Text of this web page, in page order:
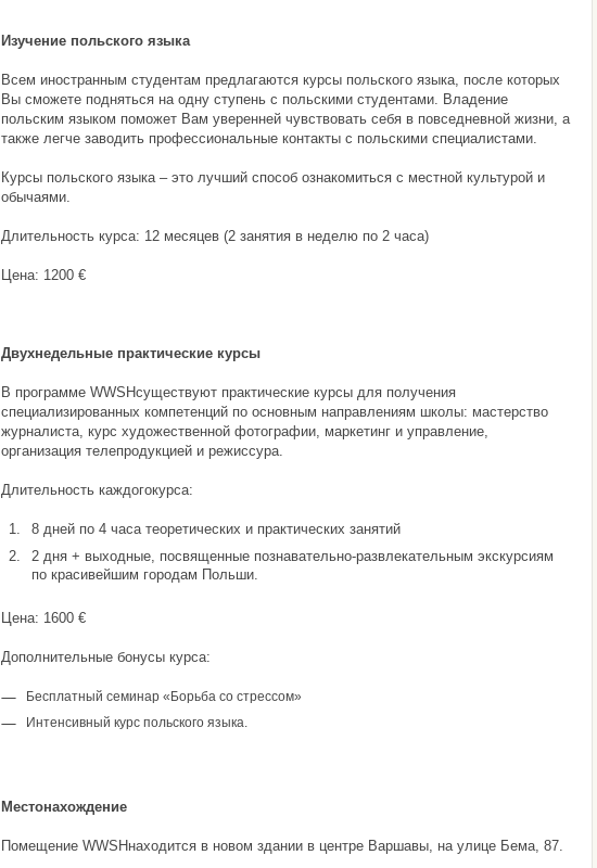
Изучение польского языка
Всем иностранным студентам предлагаются курсы польского языка, после которых
Вы сможете подняться на одну ступень с польскими студентами. Владение
польским языком поможет Вам уверенней чувствовать себя в повседневной жизни, а
также легче заводить профессиональные контакты с польскими специалистами.
Курсы польского языка – это лучший способ ознакомиться с местной культурой и
обычаями.
Длительность курса: 12 месяцев (2 занятия в неделю по 2 часа)
Цена: 1200 €
Двухнедельные практические курсы
В программе WWSHсуществуют практические курсы для получения
специализированных компетенций по основным направлениям школы: мастерство
журналиста, курс художественной фотографии, маркетинг и управление,
организация телепродукцией и режиссура.
Длительность каждогокурса:
8 дней по 4 часа теоретических и практических занятий
2 дня + выходные, посвященные познавательно-развлекательным экскурсиям
по красивейшим городам Польши.
Цена: 1600 €
Дополнительные бонусы курса:
Бесплатный семинар «Борьба со стрессом»
Интенсивный курс польского языка.
Местонахождение
Помещение WWSHнаходится в новом здании в центре Варшавы, на улице Бема, 87.